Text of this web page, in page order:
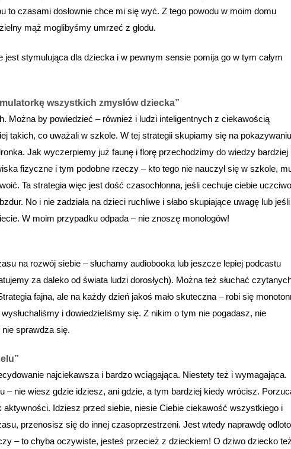
to czasami dosłownie chce mi się wyć. Z tego powodu w moim domu
mąż moglibyśmy umrzeć z głodu.
stymulująca dla dziecka i w pewnym sensie pomija go w tym całym
wszystkich zmysłów dziecka”
Można by powiedzieć – również i ludzi inteligentnych z ciekawością
takich, co uważali w szkole. W tej strategii skupiamy się na pokazywaniu
Jak wyczerpiemy już faunę i florę przechodzimy do wiedzy bardziej
fizyczne i tym podobne rzeczy – kto tego nie nauczył się w szkole,
Ta strategia więc jest dość czasochłonna, jeśli cechuje ciebie
No i nie zadziała na dzieci ruchliwe i słabo skupiające uwagę lub
W moim przypadku odpada – nie znoszę monologów!
na rozwój siebie – słuchamy audiobooka lub jeszcze lepiej podcastu
za daleko od świata ludzi dorosłych). Można też słuchać
fajna, ale na każdy dzień jakoś mało skuteczna – robi się
i dowiedzieliśmy się. Z nikim o tym nie pogadasz, nie
nie sprawdza się.
najciekawsza i bardzo wciągająca. Niestety też i wymagająca.
– nie wiesz gdzie idziesz, ani gdzie, a tym bardziej kiedy wrócisz.
aktywności. Idziesz przed siebie, niesie Ciebie ciekawość wszystkiego i
przenosisz się do innej czasoprzestrzeni. Jest wtedy naprawdę
– to chyba oczywiste, jesteś przecież z dzieckiem! O dziwo dziecko